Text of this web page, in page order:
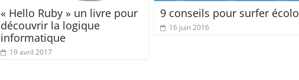
« Hello Ruby » un livre pour
découvrir la logique
informatique
19 avril 2017
9 conseils pour surfer écolo
16 juin 2016